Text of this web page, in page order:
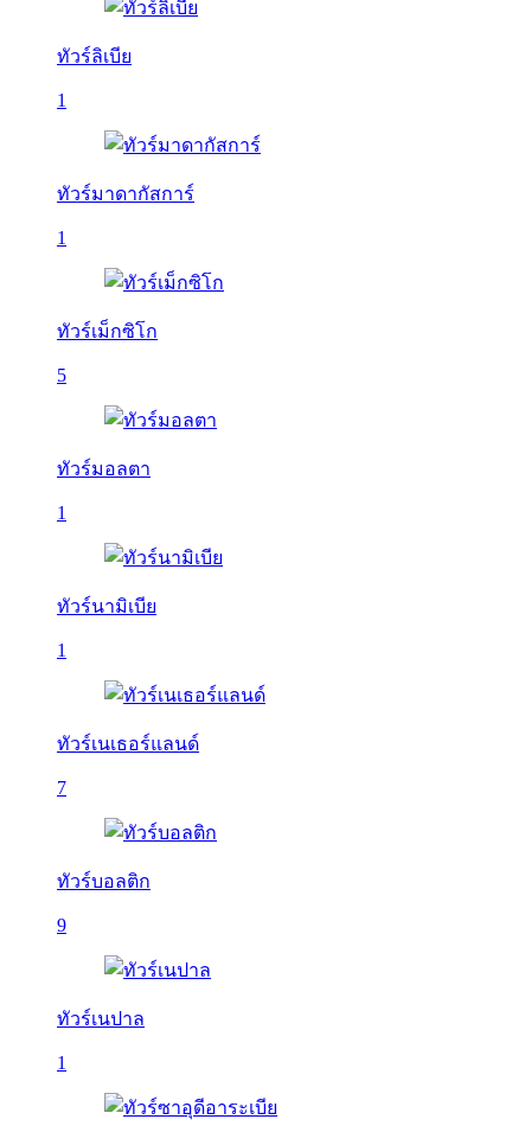
ทัวร์ลิเบีย
1
ทัวร์มาดากัสการ์
1
ทัวร์เม็กซิโก
5
ทัวร์มอลตา
1
ทัวร์นามิเบีย
1
ทัวร์เนเธอร์แลนด์
7
ทัวร์บอลติก
9
ทัวร์เนปาล
1